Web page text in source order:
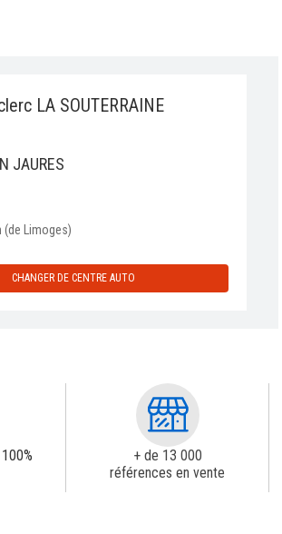
LA SOUTERRAINE
JAURES
(de Limoges)
CHANGER DE CENTRE AUTO
+ de 13 000
références en vente